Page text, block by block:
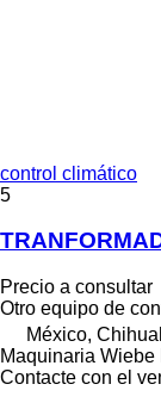
control climático
5
Precio a consultar
Otro equipo de
México,
Maquinaria Wiebe
Contacte con el